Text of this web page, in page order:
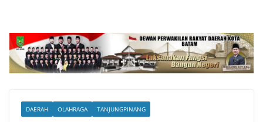
DAERAH OLAHRAGA TANJUNGPINANG